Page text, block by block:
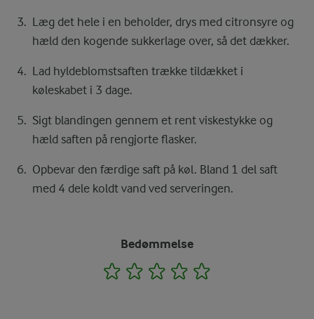
Læg det hele i en beholder, drys med citronsyre og
hæld den kogende sukkerlage over, så det dækker.
Lad hyldeblomstsaften trække tildækket i
køleskabet i 3 dage.
Sigt blandingen gennem et rent viskestykke og
hæld saften på rengjorte flasker.
Opbevar den færdige saft på køl. Bland 1 del saft
med 4 dele koldt vand ved serveringen.
Bedømmelse
1 2 3 4